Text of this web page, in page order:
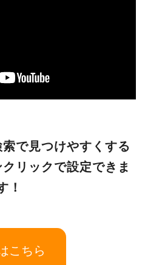
で見つけやすくする
リックで設定できま
！
こちら